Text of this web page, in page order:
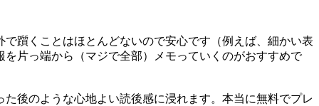
躓くことはほとんどないので安心です（例えば、細かい表
片っ端から（マジで全部）メモっていくのがおすすめで
後のような心地よい読後感に浸れます。本当に無料でプレ